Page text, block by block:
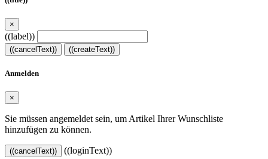
×
((label))
((cancelText)) ((createText))
Anmelden
×
Sie müssen angemeldet sein, um Artikel Ihrer Wunschliste
hinzufügen zu können.
((cancelText)) ((loginText))